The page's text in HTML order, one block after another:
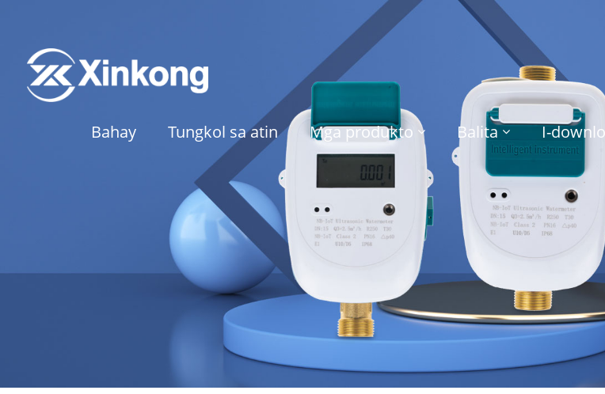
Bahay Tungkol sa atin Mga produkto Balita I-